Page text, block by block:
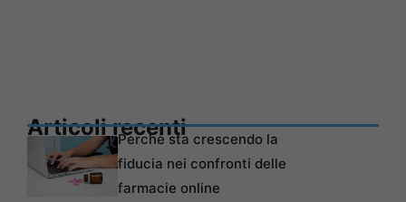
Articoli recentiPerché sta crescendo la
fiducia nei confronti delle
farmacie online